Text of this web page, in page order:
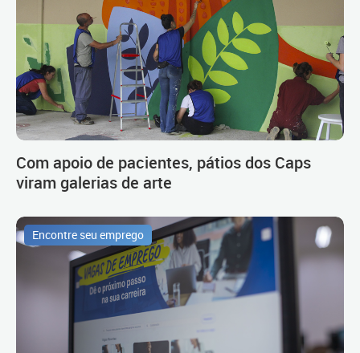
Com apoio de pacientes, pátios dos Caps
viram galerias de arte
Encontre seu emprego